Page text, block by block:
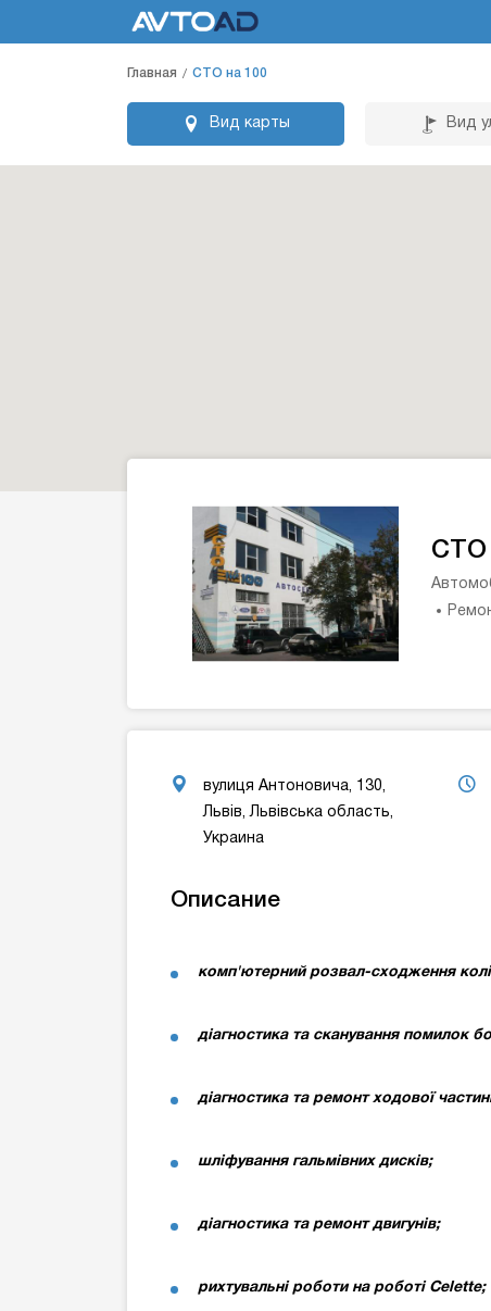
Главная СТО на 100
Вид карты Вид
СТО
вулиця Антоновича, 130,
Львів, Львівська область,
Украина
Описание
комп'ютерний розвал-сходження
діагностика та сканування помилок
діагностика та ремонт ходової
шліфування гальмівних дисків;
діагностика та ремонт двигунів;
рихтувальні роботи на роботі Celette;